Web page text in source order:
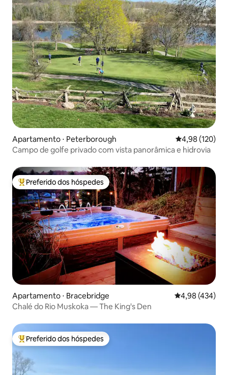
Apartamento ⋅ Peterborough 4,98 de uma
4,98 (120)
Campo de golfe privado com vista panorâmica e hidrovia
Entre os melhores preferidos dos hóspedes
Preferido dos hóspedes
Apartamento ⋅ Bracebridge 4,98 de uma
4,98 (434)
Chalé do Rio Muskoka — The King's Den
Entre os melhores preferidos dos hóspedes
Preferido dos hóspedes